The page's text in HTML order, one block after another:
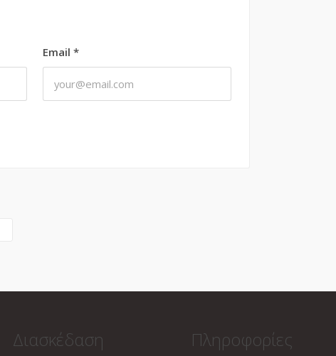
Email*
Διασκέδαση Πληροφορίες